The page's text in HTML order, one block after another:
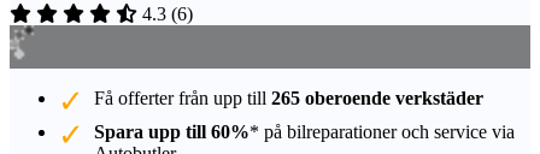
4.3 (6)
Få offerter från upp till 265 oberoende verkstäder
Spara upp till 60%* på bilreparationer och service via